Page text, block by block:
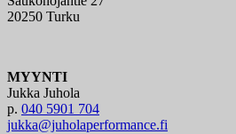
20250 Turku
MYYNTI
Jukka Juhola
p. 040 5901 704
jukka@juholaperformance.fi